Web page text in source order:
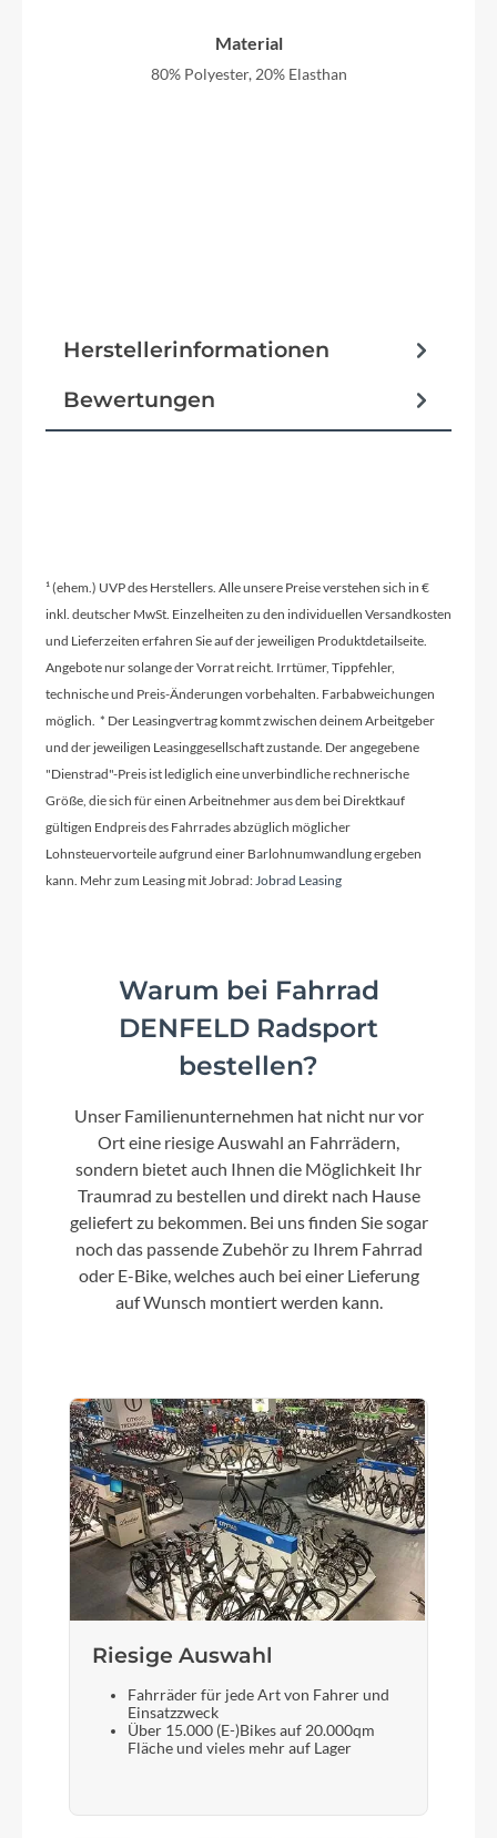
Material
80% Polyester, 20% Elasthan
Herstellerinformationen
Bewertungen
¹ (ehem.) UVP des Herstellers. Alle unsere Preise verstehen sich in €
inkl. deutscher MwSt. Einzelheiten zu den individuellen Versandkosten
und Lieferzeiten erfahren Sie auf der jeweiligen Produktdetailseite.
Angebote nur solange der Vorrat reicht. Irrtümer, Tippfehler,
technische und Preis-Änderungen vorbehalten. Farbabweichungen
möglich. * Der Leasingvertrag kommt zwischen deinem Arbeitgeber
und der jeweiligen Leasinggesellschaft zustande. Der angegebene
"Dienstrad"-Preis ist lediglich eine unverbindliche rechnerische
Größe, die sich für einen Arbeitnehmer aus dem bei Direktkauf
gültigen Endpreis des Fahrrades abzüglich möglicher
Lohnsteuervorteile aufgrund einer Barlohnumwandlung ergeben
kann. Mehr zum Leasing mit Jobrad:Jobrad Leasing
Warum bei Fahrrad
DENFELD Radsport
bestellen?
Unser Familienunternehmen hat nicht nur vor
Ort eine riesige Auswahl an Fahrrädern,
sondern bietet auch Ihnen die Möglichkeit Ihr
Traumrad zu bestellen und direkt nach Hause
geliefert zu bekommen. Bei uns finden Sie sogar
noch das passende Zubehör zu Ihrem Fahrrad
oder E-Bike, welches auch bei einer Lieferung
auf Wunsch montiert werden kann.
Riesige Auswahl
Fahrräder für jede Art von Fahrer und
Einsatzzweck
Über 15.000 (E-)Bikes auf 20.000qm
Fläche und vieles mehr auf Lager